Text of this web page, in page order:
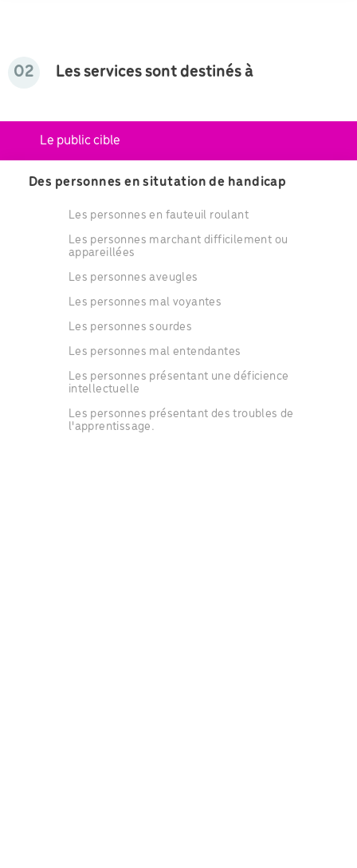
02 Les services sont destinés à
Le public cible
Des personnes en situtation de handicap
Les personnes en fauteuil roulant
Les personnes marchant difficilement ou
appareillées
Les personnes aveugles
Les personnes mal voyantes
Les personnes sourdes
Les personnes mal entendantes
Les personnes présentant une déficience
intellectuelle
Les personnes présentant des troubles de
l'apprentissage.